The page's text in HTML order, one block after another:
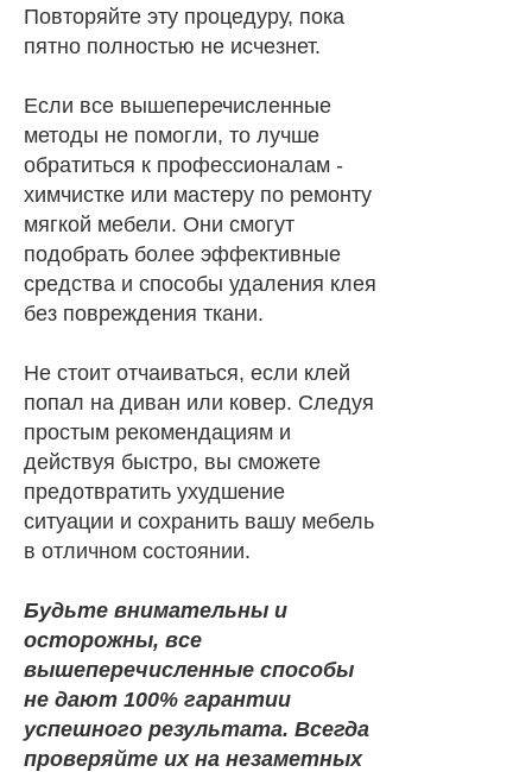
Повторяйте эту процедуру, пока
пятно полностью не исчезнет.
Если все вышеперечисленные
методы не помогли, то лучше
обратиться к профессионалам -
химчистке или мастеру по ремонту
мягкой мебели. Они смогут
подобрать более эффективные
средства и способы удаления клея
без повреждения ткани.
Не стоит отчаиваться, если клей
попал на диван или ковер. Следуя
простым рекомендациям и
действуя быстро, вы сможете
предотвратить ухудшение
ситуации и сохранить вашу мебель
в отличном состоянии.
Будьте внимательны и
осторожны, все
вышеперечисленные способы
не дают 100% гарантии
успешного результата. Всегда
проверяйте их на незаметных